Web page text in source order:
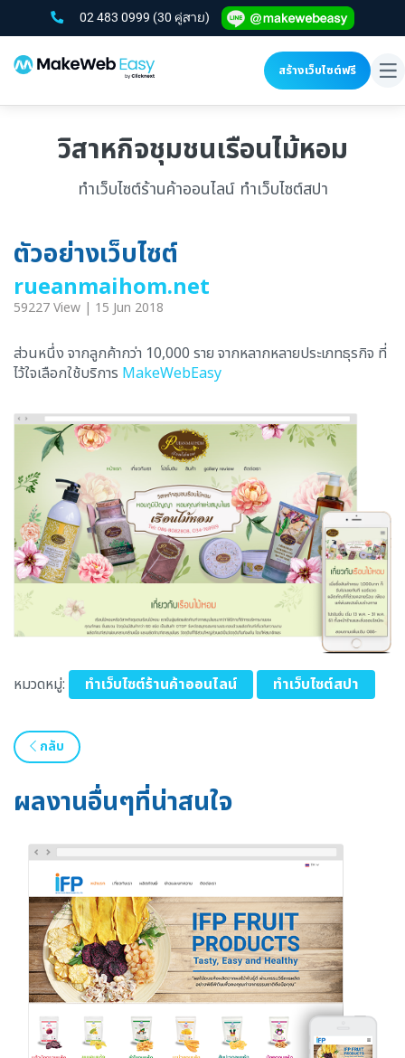
02 483 0999 (30 คู่สาย)
สร้างเว็บไซต์ฟรี
วิสาหกิจชุมชนเรือนไม้หอม
ทำเว็บไซต์ร้านค้าออนไลน์ ทำเว็บไซต์สปา
ตัวอย่างเว็บไซต์
rueanmaihom.net
59227 View | 15 Jun 2018
ส่วนหนึ่ง จากลูกค้ากว่า 10,000 ราย จากหลากหลายประเภทธุรกิจ ที่
ไว้ใจเลือกใช้บริการ MakeWebEasy
หมวดหมู่: ทำเว็บไซต์ร้านค้าออนไลน์ ทำเว็บไซต์สปา
กลับ
ผลงานอื่นๆที่น่าสนใจ